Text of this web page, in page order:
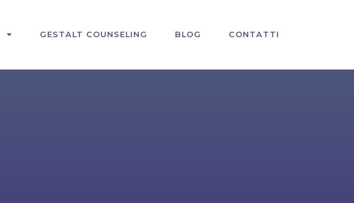
GESTALT COUNSELING BLOG CONTATTI